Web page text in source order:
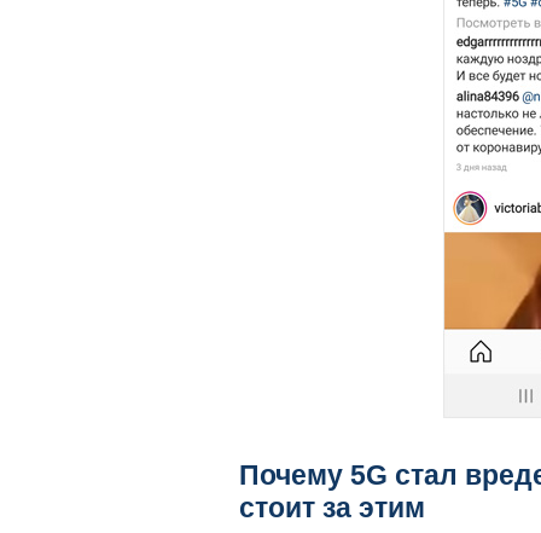
Почему 5G стал
стоит за этим